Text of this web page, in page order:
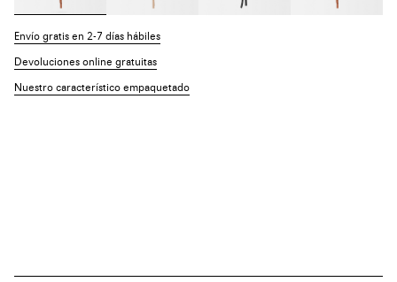
Envío gratis en 2-7 días hábiles
Devoluciones online gratuitas
Nuestro característico empaquetado